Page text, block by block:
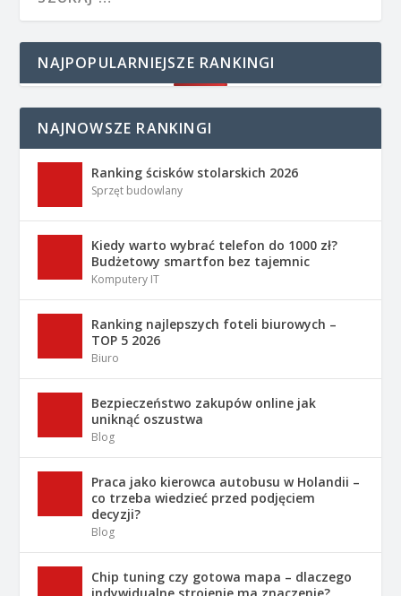
NAJPOPULARNIEJSZE RANKINGI
NAJNOWSZE RANKINGI
Ranking ścisków stolarskich 2026
Sprzęt budowlany
Kiedy warto wybrać telefon do 1000 zł?
Budżetowy smartfon bez tajemnic
Komputery IT
Ranking najlepszych foteli biurowych –
TOP 5 2026
Biuro
Bezpieczeństwo zakupów online jak
uniknąć oszustwa
Blog
Praca jako kierowca autobusu w Holandii –
co trzeba wiedzieć przed podjęciem
decyzji?
Blog
Chip tuning czy gotowa mapa – dlaczego